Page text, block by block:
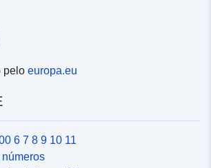
pelo europa.eu
6 7 8 9 10 11